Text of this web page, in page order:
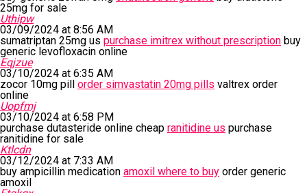
25mg for sale
Uthipw
03/09/2024 at 8:56 AM
sumatriptan 25mg us purchase imitrex without prescription buy
generic levofloxacin online
Eqjzue
03/10/2024 at 6:35 AM
zocor 10mg pill order simvastatin 20mg pills valtrex order
online
Uopfmj
03/10/2024 at 6:58 PM
purchase dutasteride online cheap ranitidine us purchase
ranitidine for sale
Ktlcdn
03/12/2024 at 7:33 AM
buy ampicillin medication amoxil where to buy order generic
amoxil